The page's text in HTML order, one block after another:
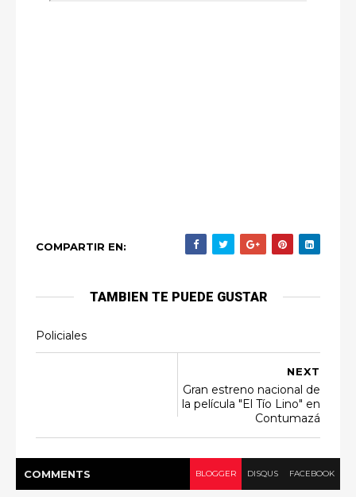
COMPARTIR EN:
TAMBIEN TE PUEDE GUSTAR
Policiales
NEXT
Gran estreno nacional de
la película "El Tío Lino" en
Contumazá
COMMENTS BLOGGER DISQUS FACEBOOK